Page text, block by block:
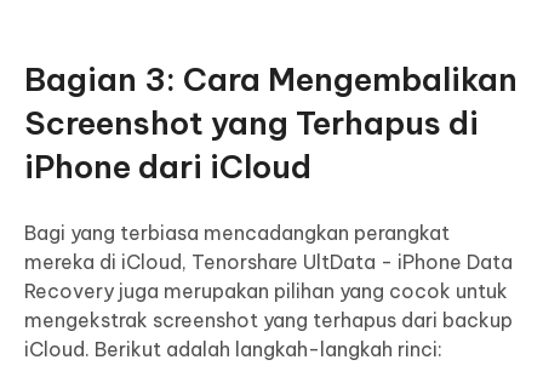
Bagian 3: Cara Mengembalikan
Screenshot yang Terhapus di
iPhone dari iCloud
Bagi yang terbiasa mencadangkan perangkat
mereka di iCloud, Tenorshare UltData - iPhone Data
Recovery juga merupakan pilihan yang cocok untuk
mengekstrak screenshot yang terhapus dari backup
iCloud. Berikut adalah langkah-langkah rinci: